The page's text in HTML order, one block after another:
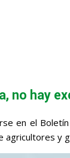
no hay
en el
agricultores